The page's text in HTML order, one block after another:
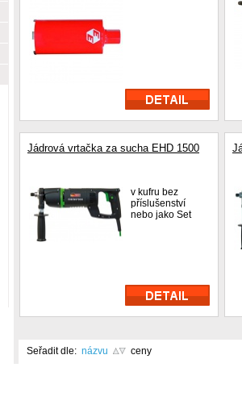
Jádrová vrtačka za sucha EHD 1500
v kufru bez
příslušenství
nebo jako Set
Seřadit dle: názvu ceny